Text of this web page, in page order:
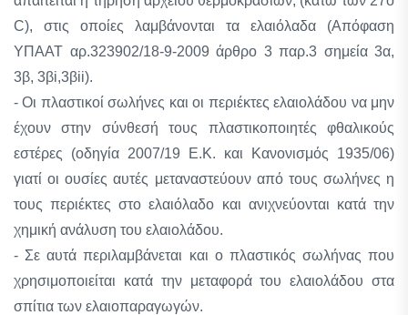
C), στις οποίες λαμβάνονται τα ελαιόλαδα (Απόφαση
ΥΠΑΑΤ αρ.323902/18-9-2009 άρθρο 3 παρ.3 σημεία 3α,
3β, 3βi,3βii).
- Οι πλαστικοί σωλήνες και οι περιέκτες ελαιολάδου να μην
έχουν στην σύνθεσή τους πλαστικοποιητές φθαλικούς
εστέρες (οδηγία 2007/19 Ε.Κ. και Κανονισμός 1935/06)
γιατί οι ουσίες αυτές μεταναστεύουν από τους σωλήνες η
τους περιέκτες στο ελαιόλαδο και ανιχνεύονται κατά την
χημική ανάλυση του ελαιολάδου.
- Σε αυτά περιλαμβάνεται και ο πλαστικός σωλήνας που
χρησιμοποιείται κατά την μεταφορά του ελαιολάδου στα
σπίτια των ελαιοπαραγωγών.